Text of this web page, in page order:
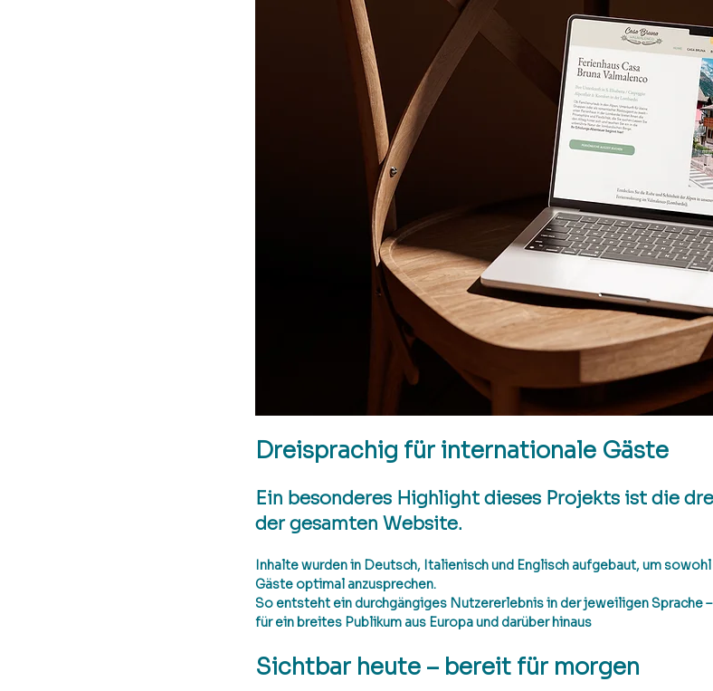
Dreisprachig für internationale Gäste
Ein besonderes Highlight dieses Projekts ist die
der gesamten Website.
Inhalte wurden in Deutsch, Italienisch und Englisch aufgebaut, um
Gäste optimal anzusprechen.
So entsteht ein durchgängiges Nutzererlebnis in der jeweiligen Sprache
für ein breites Publikum aus Europa und darüber hinaus
Sichtbar heute – bereit für morgen